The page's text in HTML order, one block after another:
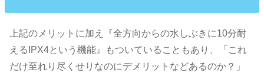
上記のメリットに加え『全方向からの水しぶきに10分耐
えるIPX4という機能』もついていることもあり、「これ
だけ至れり尽くせりなのにデメリットなどあるのか？」